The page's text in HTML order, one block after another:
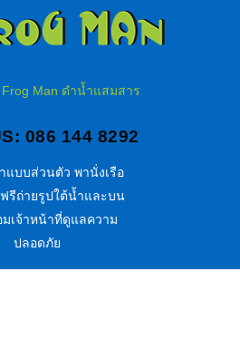
Frog Man ดำน้ำแสมสาร
086 144 8292
แบบส่วนตัว พานั่งเรือ
รีถ่ายรูปใต้น้ำและบน
มเจ้าหน้าที่ดูแลความ
ปลอดภัย